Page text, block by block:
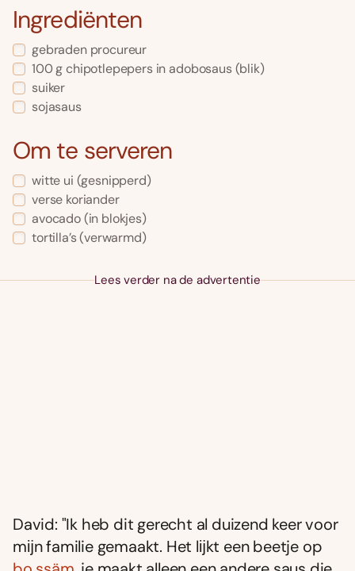
Ingrediënten
gebraden procureur
100 g chipotlepepers in adobosaus (blik)
suiker
sojasaus
Om te serveren
witte ui (gesnipperd)
verse koriander
avocado (in blokjes)
tortilla’s (verwarmd)
Lees verder na de advertentie
David: "Ik heb dit gerecht al duizend keer voor
mĳn familie gemaakt. Het lĳkt een beetje op